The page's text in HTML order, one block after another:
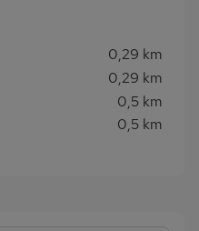
0,29 km
0,29 km
0,5 km
0,5 km